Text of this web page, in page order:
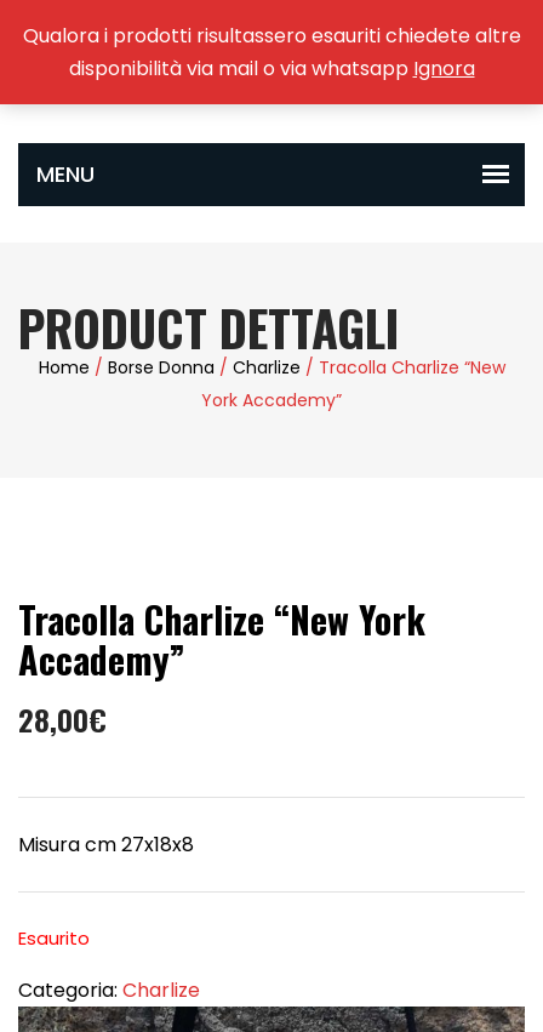
PRODUCT DETTAGLI
Home / Borse Donna / Charlize / Tracolla Charlize “New
York Accademy”
Tracolla Charlize “New York
Accademy”
28,00€
Misura cm 27x18x8
Esaurito
Categoria: Charlize
Qualora i prodotti risultassero esauriti chiedete altre
disponibilità via mail o via whatsapp Ignora